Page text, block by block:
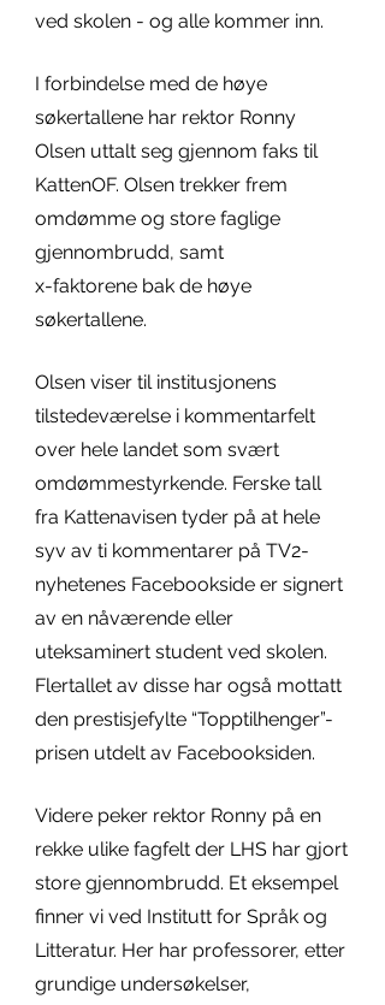
ved skolen - og alle kommer inn.
I forbindelse med de høye
søkertallene har rektor Ronny
Olsen uttalt seg gjennom faks til
KattenOF. Olsen trekker frem
omdømme og store faglige
gjennombrudd, samt
x-faktorene bak de høye
søkertallene.
Olsen viser til institusjonens
tilstedeværelse i kommentarfelt
over hele landet som svært
omdømmestyrkende. Ferske tall
fra Kattenavisen tyder på at hele
syv av ti kommentarer på TV2-
nyhetenes Facebookside er signert
av en nåværende eller
uteksaminert student ved skolen.
Flertallet av disse har også mottatt
den prestisjefylte “Topptilhenger”-
prisen utdelt av Facebooksiden.
Videre peker rektor Ronny på en
rekke ulike fagfelt der LHS har gjort
store gjennombrudd. Et eksempel
finner vi ved Institutt for Språk og
Litteratur. Her har professorer, etter
grundige undersøkelser,